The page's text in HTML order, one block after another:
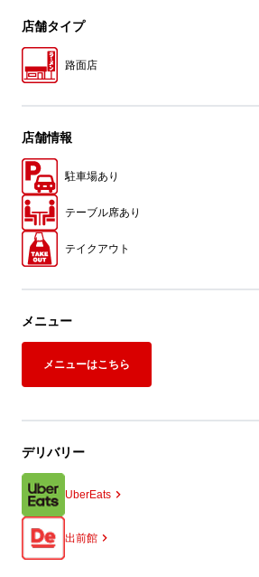
店舗タイプ
路面店
店舗情報
駐車場あり
テーブル席あり
テイクアウト
メニュー
メニューはこちら
デリバリー
UberEats
出前館